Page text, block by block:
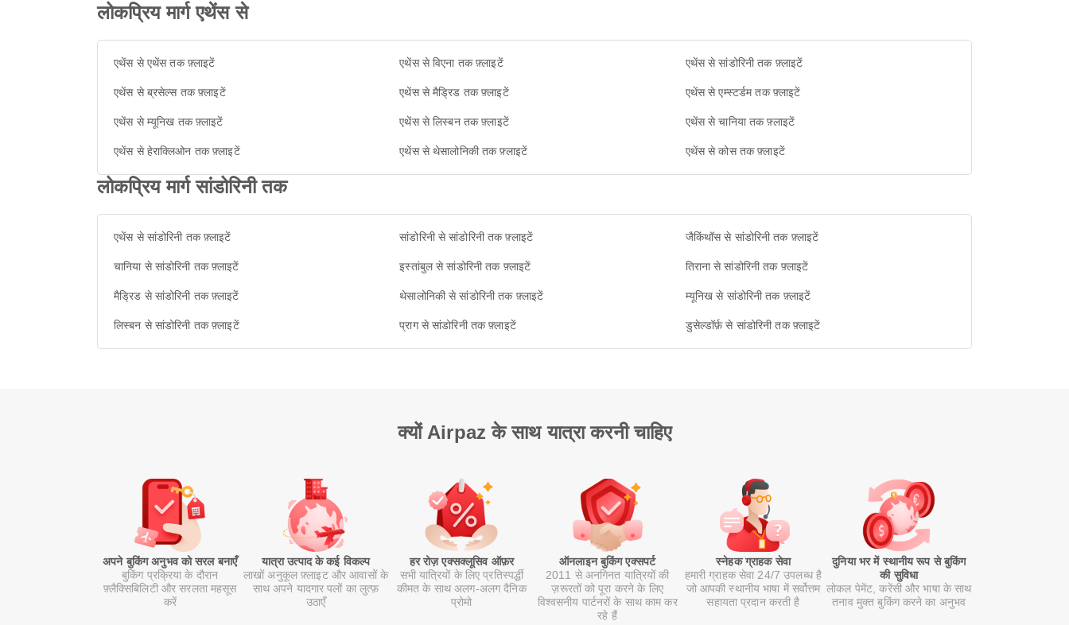
लोकप्रिय मार्ग एथेंस से
एथेंस से एथेंस तक फ़्लाइटें एथेंस से विएना तक फ़्लाइटें एथेंस से सांडोरिनी तक फ़्लाइटें
एथेंस से ब्रसेल्स तक फ़्लाइटें एथेंस से मैड्रिड तक फ़्लाइटें एथेंस से एम्स्टर्डम तक फ़्लाइटें
एथेंस से म्यूनिख तक फ़्लाइटें एथेंस से लिस्बन तक फ़्लाइटें एथेंस से चानिया तक फ़्लाइटें
एथेंस से हेराक्लिओन तक फ़्लाइटें एथेंस से थेसालोनिकी तक फ़्लाइटें एथेंस से कोस तक फ़्लाइटें
लोकप्रिय मार्ग सांडोरिनी तक
एथेंस से सांडोरिनी तक फ़्लाइटें सांडोरिनी से सांडोरिनी तक फ़्लाइटें जैकिंथॉस से सांडोरिनी तक फ़्लाइटें
चानिया से सांडोरिनी तक फ़्लाइटें इस्तांबुल से सांडोरिनी तक फ़्लाइटें तिराना से सांडोरिनी तक फ़्लाइटें
मैड्रिड से सांडोरिनी तक फ़्लाइटें थेसालोनिकी से सांडोरिनी तक फ़्लाइटें म्यूनिख से सांडोरिनी तक फ़्लाइटें
लिस्बन से सांडोरिनी तक फ़्लाइटें प्राग से सांडोरिनी तक फ़्लाइटें डुसेल्डॉर्फ़ से सांडोरिनी तक फ़्लाइटें
क्यों Airpaz के साथ यात्रा करनी चाहिए
अपने बुकिंग अनुभव को सरल बनाएँ
बुकिंग प्रक्रिया के दौरान
फ़्लैक्सिबिलिटी और सरलता महसूस
करें
यात्रा उत्पाद के कई विकल्प
लाखों अनुकूल फ़्लाइट और आवासों के
साथ अपने यादगार पलों का लुत्फ़
उठाएँ
हर रोज़ एक्सक्लूसिव ऑफ़र
सभी यात्रियों के लिए प्रतिस्पर्द्धी
कीमत के साथ अलग-अलग दैनिक
प्रोमो
ऑनलाइन बुकिंग एक्सपर्ट
2011 से अनगिनत यात्रियों की
ज़रूरतों को पूरा करने के लिए
विश्वसनीय पार्टनरों के साथ काम कर
रहे हैं
स्नेहक ग्राहक सेवा
हमारी ग्राहक सेवा 24/7 उपलब्ध है
जो आपकी स्थानीय भाषा में सर्वोत्तम
सहायता प्रदान करती है
दुनिया भर में स्थानीय रूप से बुकिंग
की सुविधा
लोकल पेमेंट, करेंसी और भाषा के साथ
तनाव मुक्त बुकिंग करने का अनुभव